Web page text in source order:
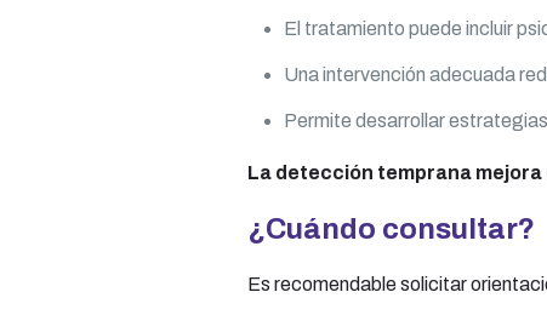
El tratamiento puede incluir
Una intervención adecuada
Permite desarrollar
La detección temprana
¿Cuándo consultar?
Es recomendable solicitar